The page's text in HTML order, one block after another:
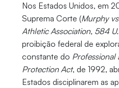
Nos Estados Unidos, em
Suprema Corte (Murphy
Athletic Association, 584
proibição federal de
constante do Professional
Protection Act, de 1992,
Estados disciplinarem as